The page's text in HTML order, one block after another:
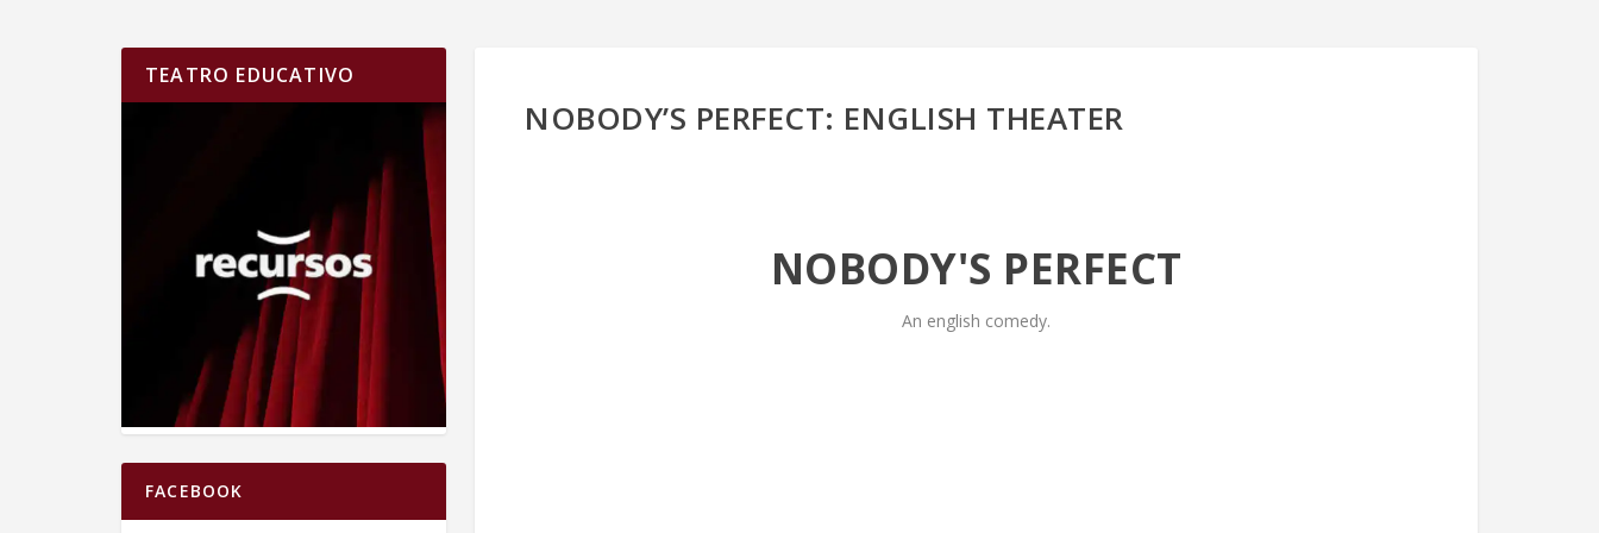
NOBODY’S PERFECT: ENGLISH THEATER
NOBODY'S PERFECT
An english comedy.
TEATRO EDUCATIVO
FACEBOOK